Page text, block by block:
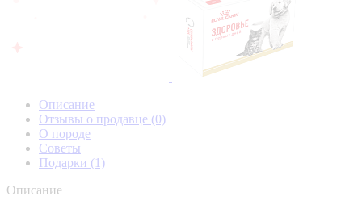
Описание
Отзывы о продавце (0)
О породе
Советы
Подарки (1)
Описание